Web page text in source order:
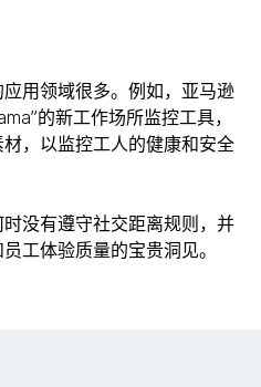
用领域很多。例如，亚马逊
的新工作场所监控工具，
，以监控工人的健康和安全
没有遵守社交距离规则，并
工体验质量的宝贵洞见。